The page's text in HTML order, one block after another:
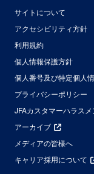
サイトについて
アクセシビリティ方針
利用規約
個人情報保護方針
個人番号及び特定個人
プライバシーポリシー
JFAカスタマーハラス
アーカイブ
メディアの皆様へ
キャリア採用について